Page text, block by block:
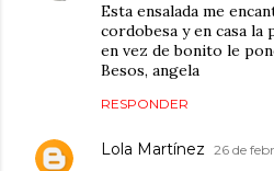
Esta ensalada me
cordobesa y en casa
en vez de bonito le
Besos, angela
RESPONDER
Lola Martínez 26 de